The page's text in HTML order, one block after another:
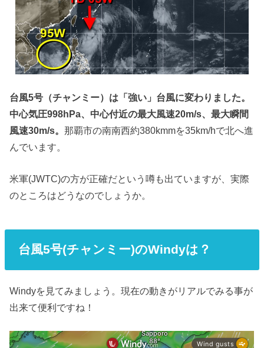
台風5号（チャンミー）は「強い」台風に変わりました。
中心気圧998hPa、中心付近の最大風速20m/s、最大瞬間
風速30m/s。那覇市の南南西約380kmmを35km/hで北へ進
んでいます。
米軍(JWTC)の方が正確だという噂も出ていますが、実際
のところはどうなのでしょうか。
台風5号(チャンミー)のWindyは？
Windyを見てみましょう。現在の動きがリアルでみる事が
出来て便利ですね！